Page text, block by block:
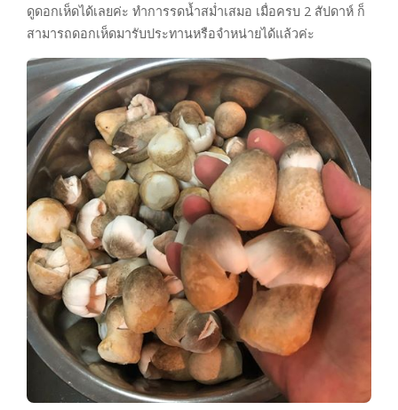
ดูดอกเห็ดได้เลยค่ะ ทำการรดน้ำสม่ำเสมอ เมื่อครบ 2 สัปดาห์ ก็
สามารถดอกเห็ดมารับประทานหรือจำหน่ายได้แล้วค่ะ